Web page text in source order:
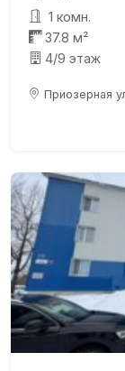
1 комн.
37.8 м²
4/9 этаж
Приозерная